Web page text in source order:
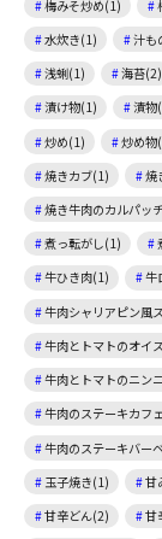
梅みそ炒め(1)
水炊き(1)
汁も
浅蜊(1)
海苔(2)
漬け物(1)
漬物
炒め(1)
炒め物
焼きカブ(1)
焼
焼き牛肉のカルパッ
煮っ転がし(1)
牛ひき肉(1)
牛
牛肉シャリアピン風
牛肉とトマトのオイ
牛肉とトマトのニン
牛肉のステーキカフ
牛肉のステーキバー
玉子焼き(1)
甘
甘辛どん(2)
甘